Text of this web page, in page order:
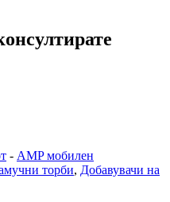
- AMP мобилен
торби, Добавувачи на